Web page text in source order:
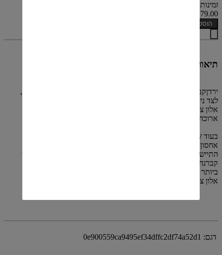
זמינות: קיים במלאי
₪179.00
הוספה לסל
תיאור
ירדןקברנה סוביניון מציג ארומות של פירות אדומים ושחורים בשלים,
לצד ניחוחות שלטבק, אדמה ורמזים לעשבי תיבול, על רקע של עץ
אלון צרפתי. זהו קברנה קלאסי המציגגוף מלא, טעם מרוכז וסיומת
ארוכה.
בעוד שירדן קברנה סוביניון מהנה לשתייה בעת שחרורו, בתנאי
אחסוןנאותים היין ישתבח משמעותית לאחר מספר שנים של
התיישנות, ויהיה נהדר לשתייה גםבעוד עשור ואף יותר מהבציר.ירדן
קברנה סוביניון מיוצר מענבים שנבצרו ממספרכרמי הקברנה הטובים
אלון צרפתי, מהן 40% חדשות.
דגם: 0e900559ca9495ef34dffc2df74a52d1